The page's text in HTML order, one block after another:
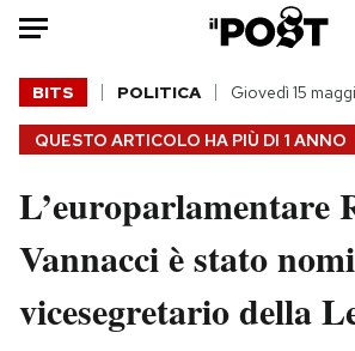
Auto
HOME
Italia
Politica
Tecnologia
Internet
Moda
Ok
QUESTO ARTICOLO HA PIÙ DI 1 ANNO
BITS POLITICA Giovedì 15
L’europarlamentare
Vannacci è stato
vicesegretario della